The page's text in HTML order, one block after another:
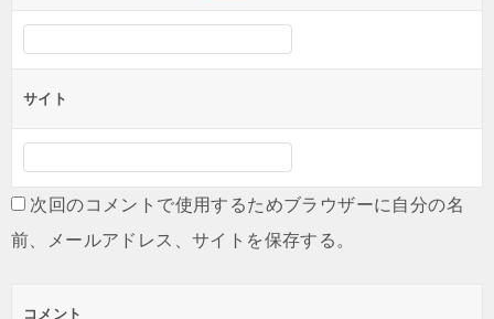
サイト
次回のコメントで使用するためブラウザーに自分の名
前、メールアドレス、サイトを保存する。
コメント